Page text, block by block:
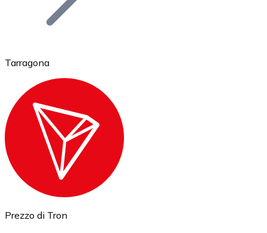
Ethereum
ETH
Tarragona
Prezzo di Tron